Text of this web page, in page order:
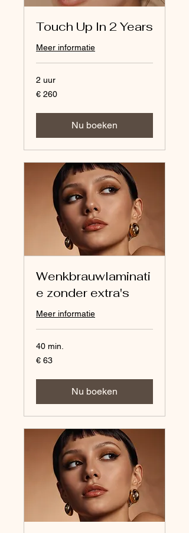
Touch Up In 2 Years
Meer informatie
2 uur
260
euro
€ 260
Nu boeken
Wenkbrauwlaminati
e zonder extra's
Meer informatie
40 min.
63
euro
€ 63
Nu boeken